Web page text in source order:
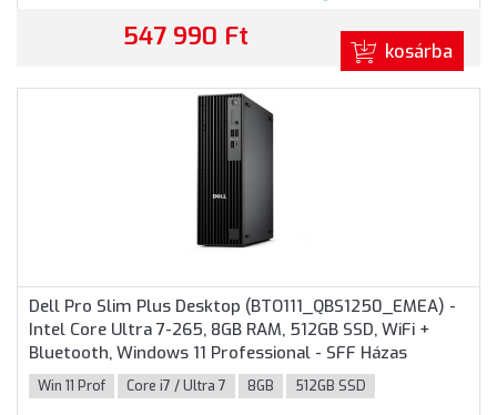
547 990 Ft kosárba
Dell Pro Slim Plus Desktop (BTO111_QBS1250_EMEA) -
Intel Core Ultra 7-265, 8GB RAM, 512GB SSD, WiFi +
Bluetooth, Windows 11 Professional - SFF Házas
számítógép, 3 év helyszíni garancia
Win 11 Prof Core i7 / Ultra 7 8GB 512GB SSD